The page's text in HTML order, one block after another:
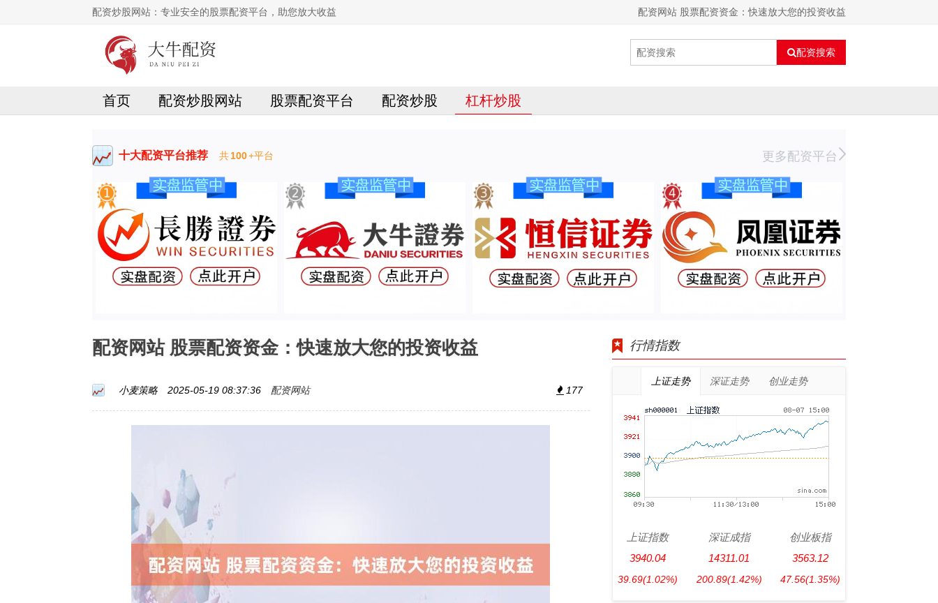
配资炒股网站：专业安全的股票配资平台，助您放大收益 配资网站 股票配资资金：快速放大您的投资收益
配资搜索
首页 配资炒股网站 股票配资平台 配资炒股 杠杆炒股
十大配资平台推荐 共100+平台 更多配资平台
配资网站 股票配资资金：快速放大您的投资收益
小麦策略 2025-05-19 08:37:36 配资网站 177
行情指数
上证走势 深证走势 创业走势
上证指数
3940.04
39.69(1.02%)
深证成指
14311.01
200.89(1.42%)
创业板指
3563.12
47.56(1.35%)